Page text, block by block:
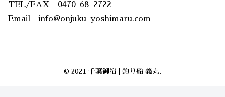
TEL/FAX 0470-68-2722
Email info@onjuku-yoshimaru.com
© 2021 千葉御宿 | 釣り船 義丸.